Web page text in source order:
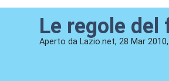
Le regole
Aperto da Lazio.net, 28 Mar